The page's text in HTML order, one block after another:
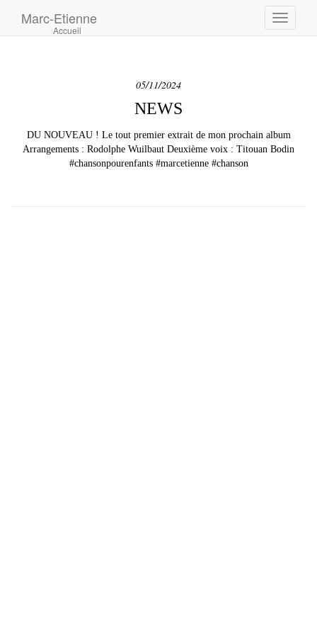
Toggle
Marc-Etienne
Accueil
05/11/2024
NEWS
DU NOUVEAU ! Le tout premier extrait de mon prochain album
Arrangements : Rodolphe Wuilbaut Deuxième voix : Titouan Bodin
#chansonpourenfants #marcetienne #chanson